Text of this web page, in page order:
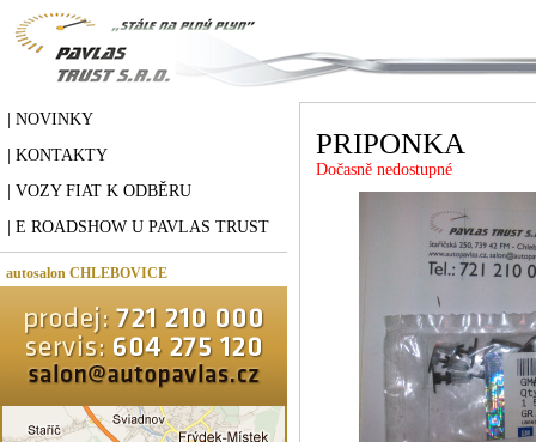
| NOVINKY
| KONTAKTY
| VOZY FIAT K ODBĚRU
| E ROADSHOW U PAVLAS TRUST
autosalon CHLEBOVICE
PRIPONKA
Dočasně nedostupné